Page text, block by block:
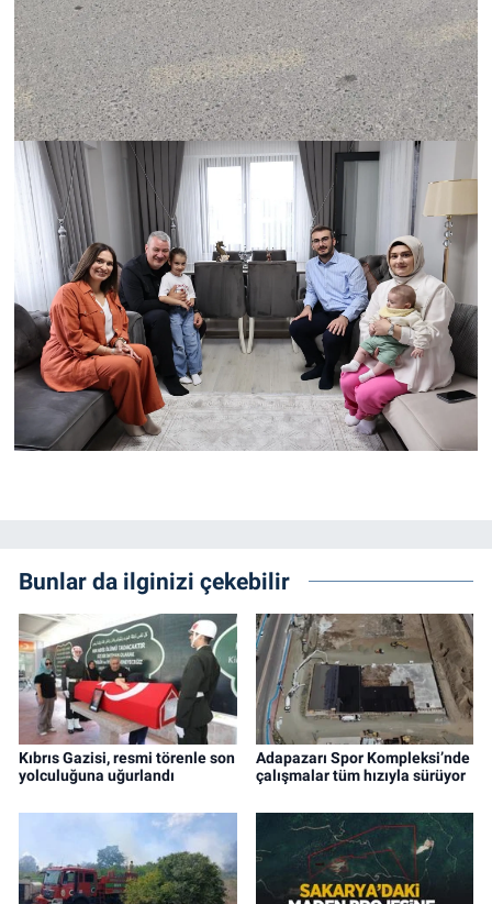
Bunlar da ilginizi çekebilir
Kıbrıs Gazisi, resmi törenle son
yolculuğuna uğurlandı
Adapazarı Spor Kompleksi’nde
çalışmalar tüm hızıyla sürüyor